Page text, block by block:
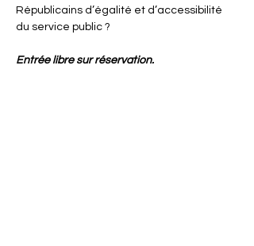
Républicains d’égalité et d’accessibilité
du service public ?
Entrée libre sur réservation.